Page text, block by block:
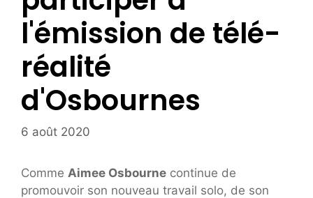
l'émission de télé-
réalité
d'Osbournes
6 août 2020
Comme Aimee Osbourne continue de
promouvoir son nouveau travail solo, de son